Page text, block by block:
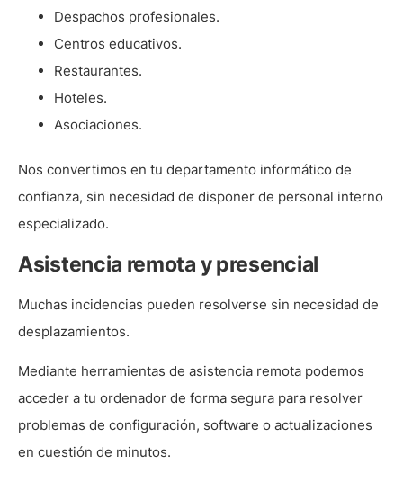
Despachos profesionales.
Centros educativos.
Restaurantes.
Hoteles.
Asociaciones.
Nos convertimos en tu departamento informático de
confianza, sin necesidad de disponer de personal interno
especializado.
Asistencia remota y presencial
Muchas incidencias pueden resolverse sin necesidad de
desplazamientos.
Mediante herramientas de asistencia remota podemos
acceder a tu ordenador de forma segura para resolver
problemas de configuración, software o actualizaciones
en cuestión de minutos.